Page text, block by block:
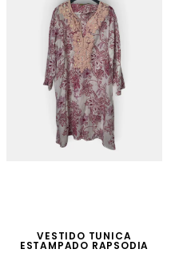
VESTIDO TUNICA
ESTAMPADO RAPSODIA